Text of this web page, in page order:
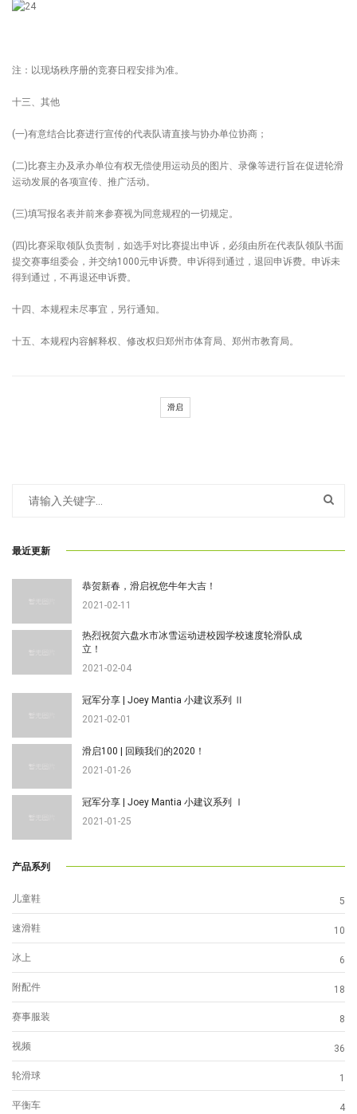
注：以现场秩序册的竞赛日程安排为准。
十三、其他
(一)有意结合比赛进行宣传的代表队请直接与协办单位协商；
(二)比赛主办及承办单位有权无偿使用运动员的图片、录像等进行旨在促进轮滑
运动发展的各项宣传、推广活动。
(三)填写报名表并前来参赛视为同意规程的一切规定。
(四)比赛采取领队负责制，如选手对比赛提出申诉，必须由所在代表队领队书面
提交赛事组委会，并交纳1000元申诉费。申诉得到通过，退回申诉费。申诉未
得到通过，不再退还申诉费。
十四、本规程未尽事宜，另行通知。
十五、本规程内容解释权、修改权归郑州市体育局、郑州市教育局。
滑启
最近更新
恭贺新春，滑启祝您牛年大吉！
2021-02-11
热烈祝贺六盘水市冰雪运动进校园学校速度轮滑队成
立！
2021-02-04
冠军分享 | Joey Mantia 小建议系列 Ⅱ
2021-02-01
滑启100 | 回顾我们的2020！
2021-01-26
冠军分享 | Joey Mantia 小建议系列 Ⅰ
2021-01-25
产品系列
儿童鞋 5
速滑鞋 10
冰上 6
附配件 18
赛事服装 8
视频 36
轮滑球 1
平衡车 4